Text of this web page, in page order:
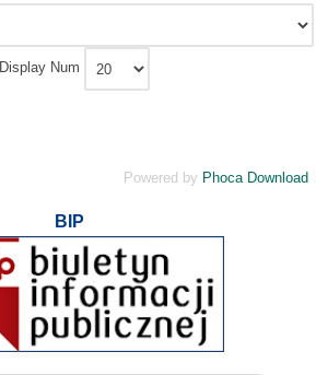
Display Num
Powered by Phoca Download
BIP